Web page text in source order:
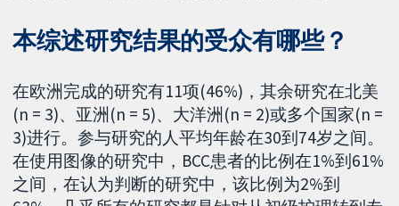
本综述研究结果的受众有哪些？
在欧洲完成的研究有11项(46%)，其余研究在北美
(n = 3)、亚洲(n = 5)、大洋洲(n = 2)或多个国家(n =
3)进行。参与研究的人平均年龄在30到74岁之间。
在使用图像的研究中，BCC患者的比例在1%到61%
之间，在认为判断的研究中，该比例为2%到